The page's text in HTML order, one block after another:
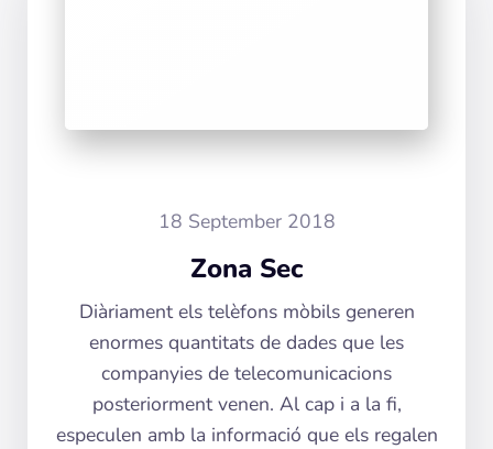
18 September 2018
Zona Sec
Diàriament els telèfons mòbils generen
enormes quantitats de dades que les
companyies de telecomunicacions
posteriorment venen. Al cap i a la fi,
especulen amb la informació que els regalen